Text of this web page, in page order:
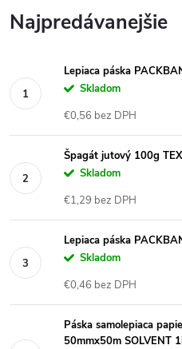
Najpredávanejšie
Lepiaca páska
Skladom
€0,56 bez DPH
Špagát jutový 100g
Skladom
€1,29 bez DPH
Lepiaca páska
Skladom
€0,46 bez DPH
Páska samolepiaca
50mmx50m SOLVENT